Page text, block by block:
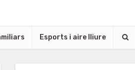
Esports i aire lliure